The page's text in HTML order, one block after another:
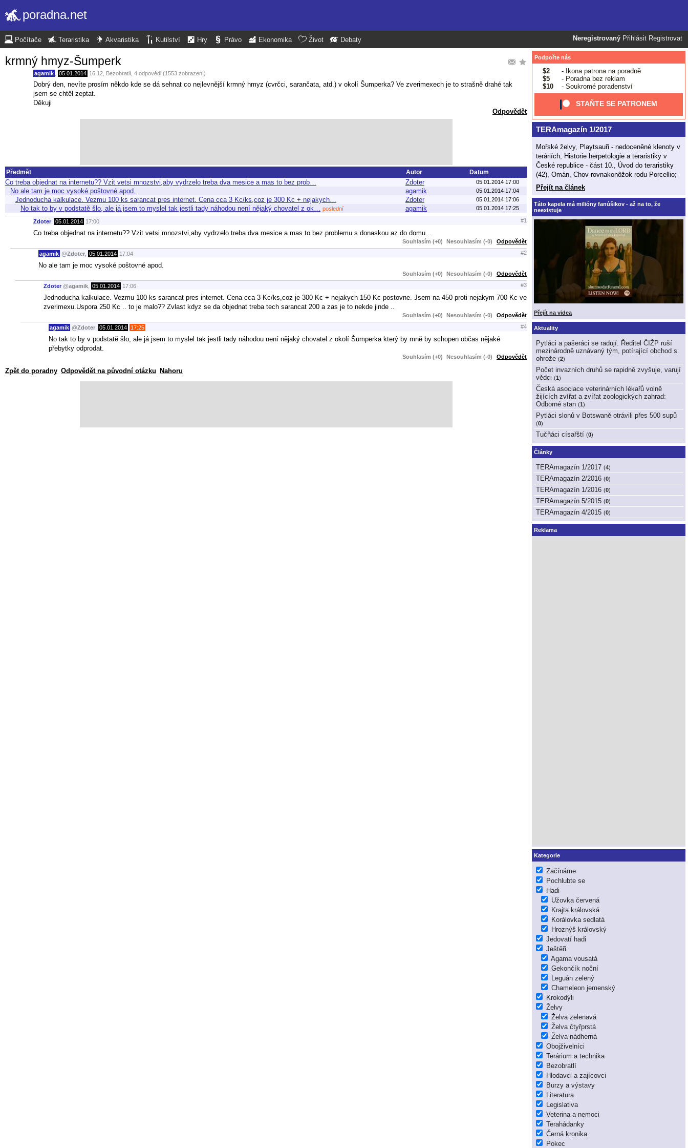
poradna.net
Neregistrovaný Přihlásit Registrovat
Počítače Teraristika Akvaristika Kutilství Hry Právo Ekonomika Život Debaty
krmný hmyz-Šumperk
agamik 05.01.2014 16:12 Bezobratlí , 4 odpovědi (1553 zobrazení)
Dobrý den, nevíte prosím někdo kde se dá sehnat co nejlevnější krmný hmyz (cvrčci, sarančata, atd.) v okolí Šumperka? Ve zverimexech je to strašně drahé tak
jsem se chtěl zeptat.
Děkuji
Odpovědět
Předmět Autor Datum
Co treba objednat na internetu?? Vzit vetsi mnozstvi,aby vydrzelo treba dva mesice a mas to bez prob… Zdoter 05.01.2014 17:00
No ale tam je moc vysoké poštovné apod. agamik 05.01.2014 17:04
Jednoducha kalkulace. Vezmu 100 ks sarancat pres internet. Cena cca 3 Kc/ks,coz je 300 Kc + nejakych… Zdoter 05.01.2014 17:06
No tak to by v podstatě šlo, ale já jsem to myslel tak jestli tady náhodou není nějaký chovatel z ok… poslední agamik 05.01.2014 17:25
Zdoter 05.01.2014 17:00 #1
Co treba objednat na internetu?? Vzit vetsi mnozstvi,aby vydrzelo treba dva mesice a mas to bez problemu s donaskou az do domu ..
Souhlasím (+0) Nesouhlasím (-0) Odpovědět
agamik @Zdoter 05.01.2014 17:04 #2
No ale tam je moc vysoké poštovné apod.
Souhlasím (+0) Nesouhlasím (-0) Odpovědět
Zdoter @agamik 05.01.2014 17:06 #3
Jednoducha kalkulace. Vezmu 100 ks sarancat pres internet. Cena cca 3 Kc/ks,coz je 300 Kc + nejakych 150 Kc postovne. Jsem na 450 proti nejakym 700 Kc ve
zverimexu.Uspora 250 Kc .. to je malo?? Zvlast kdyz se da objednat treba tech sarancat 200 a zas je to nekde jinde ..
Souhlasím (+0) Nesouhlasím (-0) Odpovědět
agamik @Zdoter 05.01.2014 17:25 #4
No tak to by v podstatě šlo, ale já jsem to myslel tak jestli tady náhodou není nějaký chovatel z okolí Šumperka který by mně by schopen občas nějaké
přebytky odprodat.
Souhlasím (+0) Nesouhlasím (-0) Odpovědět
Zpět do poradny Odpovědět na původní otázku Nahoru
Podpořte nás
$2
- Ikona patrona na poradně
$5
- Poradna bez reklam
$10
- Soukromé poradenství
STAŇTE SE PATRONEM
TERAmagazín 1/2017
Mořské želvy, Playtsauři - nedoceněné klenoty v
teráriích, Historie herpetologie a teraristiky v
České republice - část 10., Úvod do teraristiky
(42), Omán, Chov rovnakonôžok rodu Porcellio;
Přejít na článek
Táto kapela má milióny fanúšikov - až na to, že
neexistuje
Přejít na videa
Aktuality
Pytláci a pašeráci se radují. Ředitel ČIŽP ruší
mezinárodně uznávaný tým, potírající obchod s
ohrože (2)
Počet invazních druhů se rapidně zvyšuje, varují
vědci (1)
Česká asociace veterinárních lékařů volně
žijících zvířat a zvířat zoologických zahrad:
Odborné stan (1)
Pytláci slonů v Botswaně otrávili přes 500 supů
(0)
Tučňáci císařští (0)
Články
TERAmagazín 1/2017 (4)
TERAmagazín 2/2016 (0)
TERAmagazín 1/2016 (0)
TERAmagazín 5/2015 (0)
TERAmagazín 4/2015 (0)
Reklama
Kategorie
Začínáme
Pochlubte se
Hadi
Užovka červená
Krajta královská
Korálovka sedlatá
Hroznýš královský
Jedovatí hadi
Ještěři
Agama vousatá
Gekončík noční
Leguán zelený
Chameleon jemenský
Krokodýli
Želvy
Želva zelenavá
Želva čtyřprstá
Želva nádherná
Obojživelníci
Terárium a technika
Bezobratlí
Hlodavci a zajícovci
Burzy a výstavy
Literatura
Legislativa
Veterina a nemoci
Terahádanky
Černá kronika
Pokec